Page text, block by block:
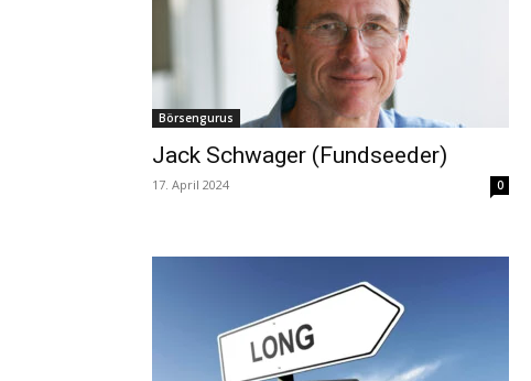
Börsengurus
Jack Schwager (Fundseeder)
17. April 2024 0